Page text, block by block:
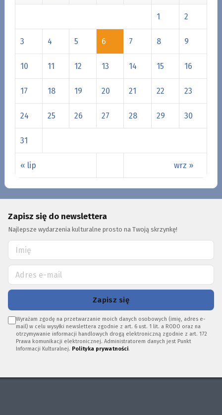
« lip wrz »
1 2
3 4 5 6 7 8 9
10 11 12 13 14 15 16
17 18 19 20 21 22 23
24 25 26 27 28 29 30
31
Zapisz się do newslettera
Najlepsze wydarzenia kulturalne prosto na Twoją skrzynkę!
Zapisz się
Wyrażam zgodę na przetwarzanie moich danych osobowych (imię, adres e-
mail) w celu wysyłki newslettera zgodnie z art. 6 ust. 1 lit. a RODO oraz na
otrzymywanie informacji handlowych drogą elektroniczną zgodnie z art. 172
Prawa komunikacji elektronicznej. Administratorem danych jest Punkt
Informacji Kulturalnej. Polityka prywatności.